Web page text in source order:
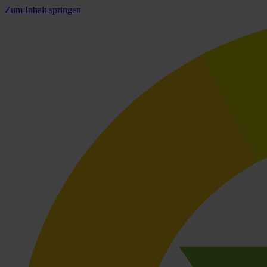
Zum Inhalt springen